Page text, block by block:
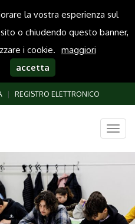
la vostra esperienza sul
o chiudendo questo banner,
i cookie. maggiori
accetta
REGISTRO ELETTRONICO